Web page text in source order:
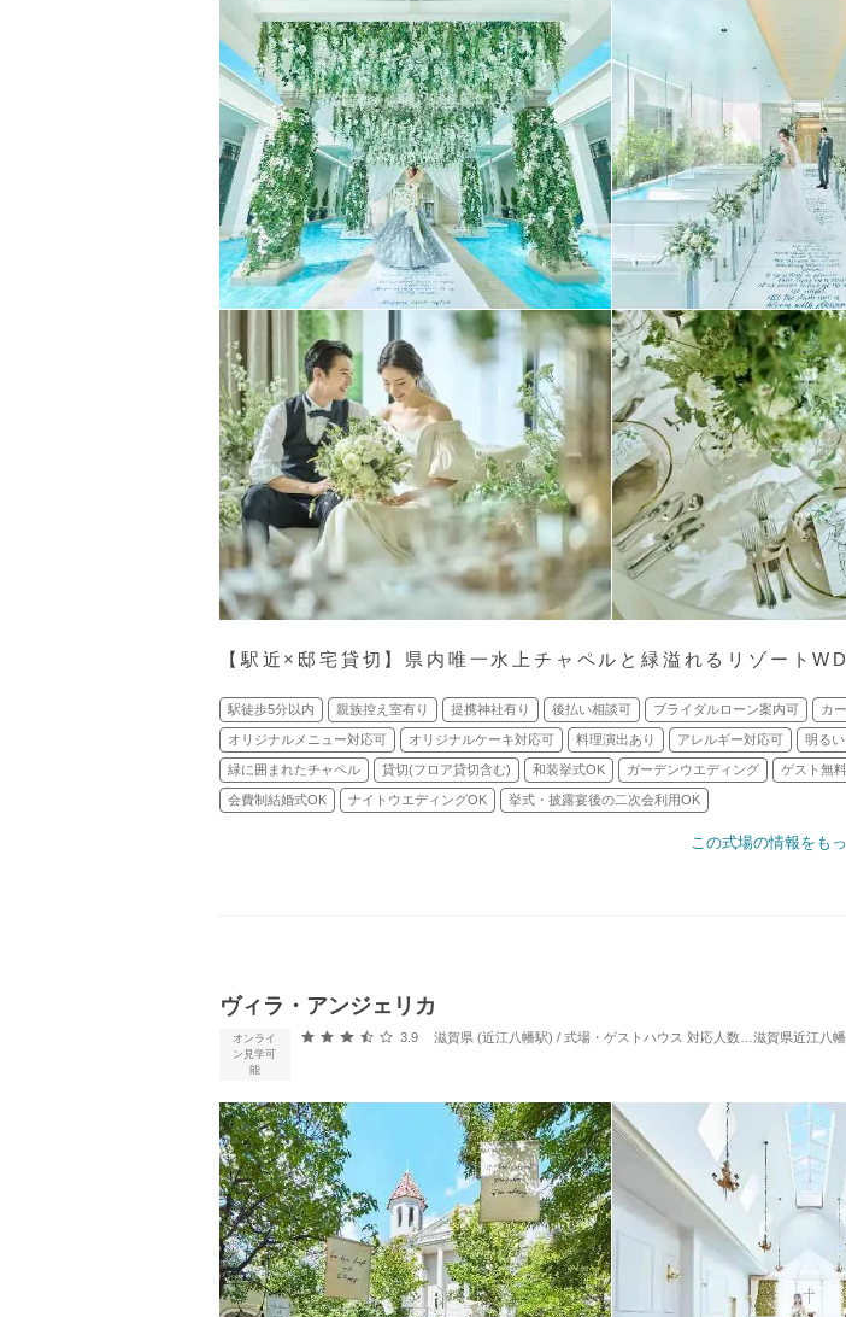
【駅近×邸宅貸切】県内唯一水上チャペルと緑溢れるリゾートWD
駅徒歩5分以内 親族控え室有り 提携神社有り 後払い相談可 ブライダルローン案内可 カ
オリジナルメニュー対応可 オリジナルケーキ対応可 料理演出あり アレルギー対応可 明るい
緑に囲まれたチャペル 貸切(フロア貸切含む) 和装挙式OK ガーデンウエディング ゲスト無
会費制結婚式OK ナイトウエディングOK 挙式・披露宴後の二次会利用OK
この式場の情報をも
ヴィラ・アンジェリカ
オンライ
ン見学可
能
口コミ評価
3.9 滋賀県 (近江八幡駅) / 式場・ゲストハウス 対応人数: 着席：10名 ～ 126名 滋賀県近江八